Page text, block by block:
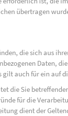
übertragen
die sich aus
Daten,
gilt auch für ein auf
die Sie
für die
dient der